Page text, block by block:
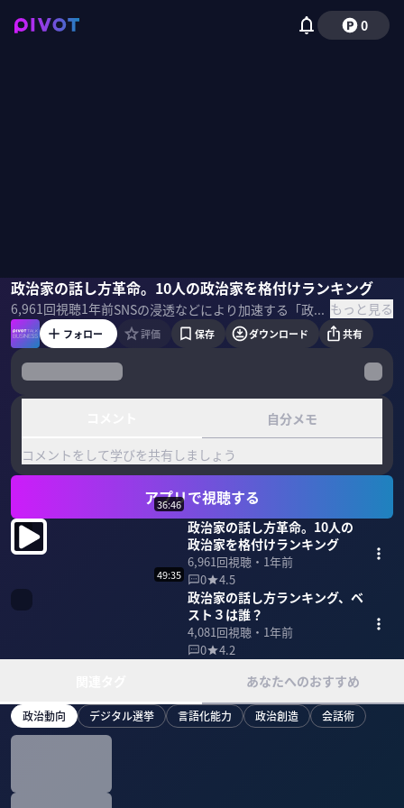
0
政治家の話し方革命。10人の政治家を格付けランキング
6,961回視聴1年前 SNSの浸透などにより加速する「政治家の話し方革命」。エンタメ化が進む政治を生き抜くために必要な「話す力」とは何か？トランプと日本人9名の政治家の話し方を、コミュニケーション戦略研究家の岡本純子氏に格付けしてもらった。 ＜ゲスト＞ 岡本純子｜コミュニケーション戦略研究家 早稲田大学政経学部政治学科卒業。英ケンブリッジ大学国際関係学修士。米MIT比較メディア学元客員研究員。読売新聞経済部記者、電通PRコンサルタントを経て、現職。 ＜参考書籍＞ 『なぜか好かれる「人前での話し方」』 ※このリンクはAmazonアソシエイトリンクを使用しています もっと見る
岡本純子佐々木紀彦
フォロー 評価 保存 ダウンロード 共有
自分メモ
コメントをして学びを共有しましょう
アプリで視聴する
36:46
政治家の話し方革命。10人の
政治家を格付けランキング
6,961回視聴・ 1年前
0
4.5
49:35
政治家の話し方ランキング、ベ
スト３は誰？
4,081回視聴・ 1年前
0
4.2
あなたへのおすすめ
政治動向 デジタル選挙 言語化能力 政治創造 会話術